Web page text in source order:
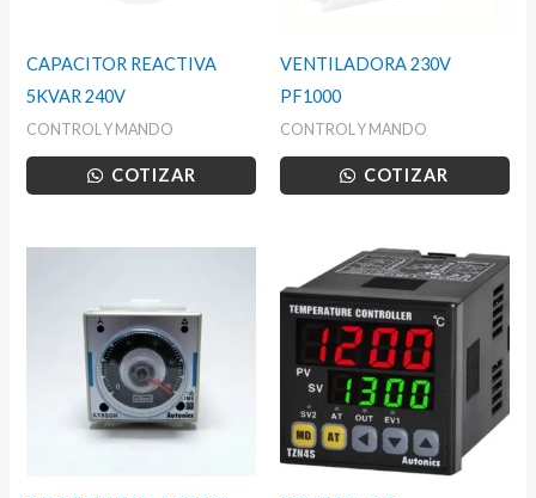
CAPACITOR REACTIVA
5KVAR 240V
CONTROL Y MANDO
COTIZAR
VENTILADORA 230V
PF1000
CONTROL Y MANDO
COTIZAR